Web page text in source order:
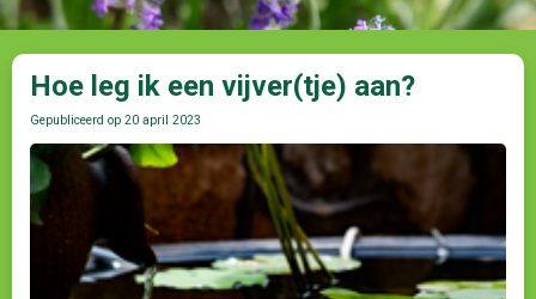
Hoe leg ik een vijver(tje) aan?
Gepubliceerd op 20 april 2023